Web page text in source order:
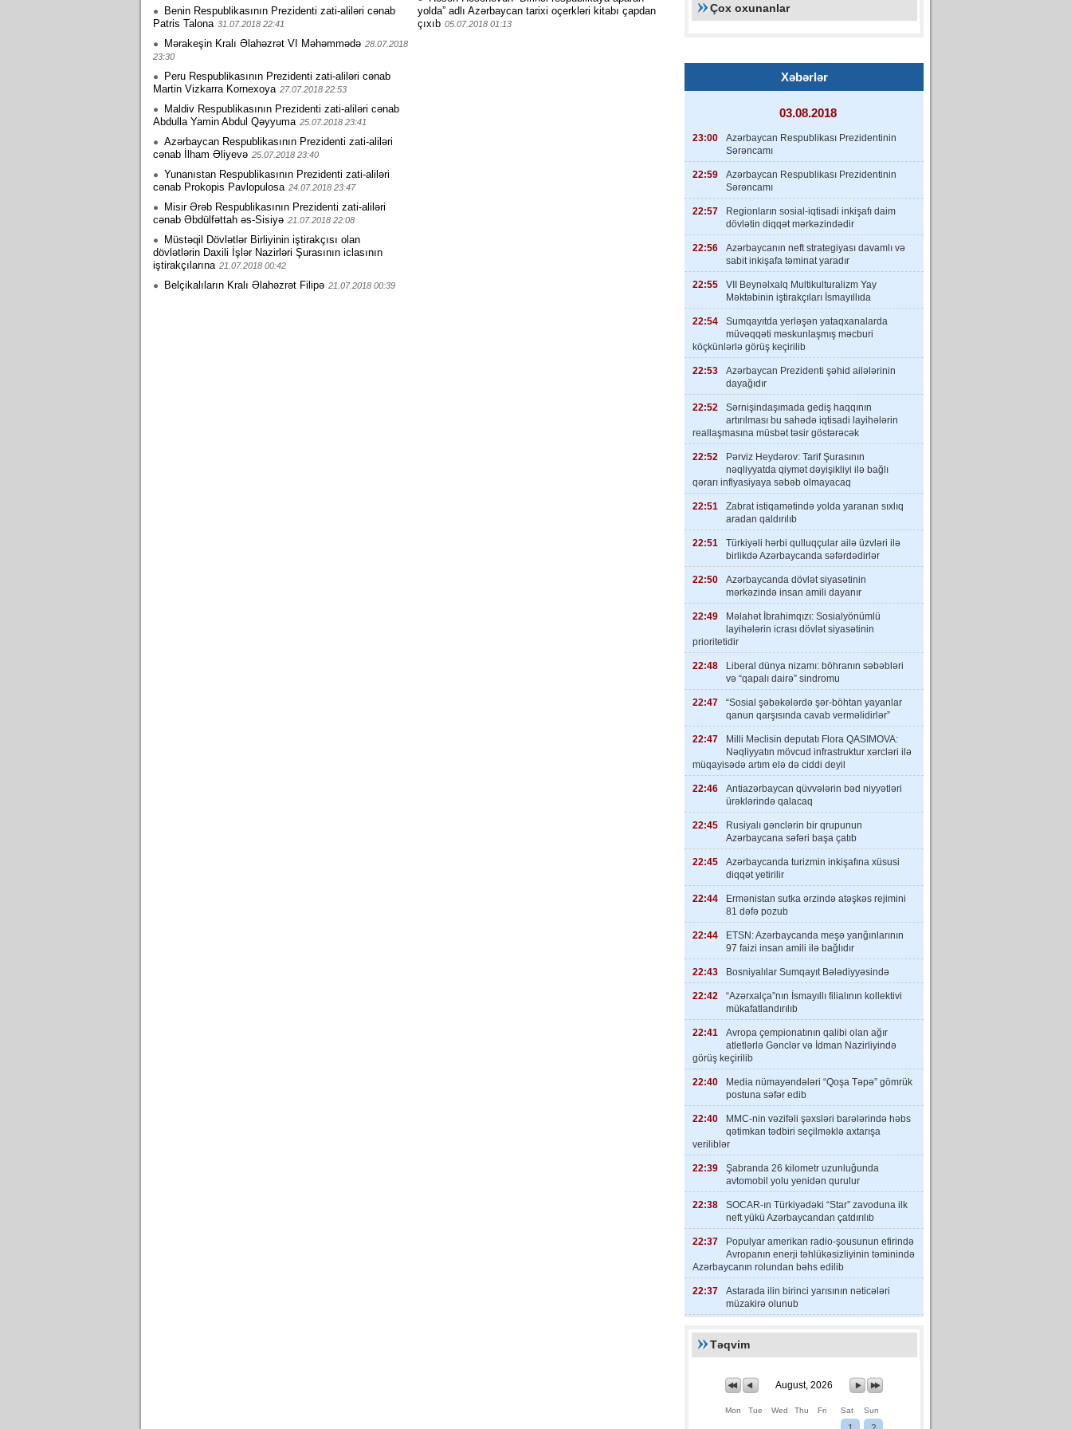
Benin Respublikasının Prezidenti zati-aliləri cənab
Patris Talona 31.07.2018 22:41
Mərakeşin Kralı Əlahəzrət VI Məhəmmədə 28.07.2018
23:30
Peru Respublikasının Prezidenti zati-aliləri cənab
Martin Vizkarra Kornexoya 27.07.2018 22:53
Maldiv Respublikasının Prezidenti zati-aliləri cənab
Abdulla Yamin Abdul Qəyyuma 25.07.2018 23:41
Azərbaycan Respublikasının Prezidenti zati-aliləri
cənab İlham Əliyevə 25.07.2018 23:40
Yunanıstan Respublikasının Prezidenti zati-aliləri
cənab Prokopis Pavlopulosa 24.07.2018 23:47
Misir Ərəb Respublikasının Prezidenti zati-aliləri
cənab Əbdülfəttah əs-Sisiyə 21.07.2018 22:08
Müstəqil Dövlətlər Birliyinin iştirakçısı olan
dövlətlərin Daxili İşlər Nazirləri Şurasının iclasının
iştirakçılarına 21.07.2018 00:42
Belçikalıların Kralı Əlahəzrət Filipə 21.07.2018 00:39
yolda” adlı Azərbaycan tarixi oçerkləri kitabı çapdan
çıxıb 05.07.2018 01:13
Çox oxunanlar
Xəbərlər
03.08.2018
23:00
Azərbaycan Respublikası Prezidentinin
Sərəncamı
22:59
Azərbaycan Respublikası Prezidentinin
Sərəncamı
22:57
Regionların sosial-iqtisadi inkişafı daim
dövlətin diqqət mərkəzindədir
22:56
Azərbaycanın neft strategiyası davamlı və
sabit inkişafa təminat yaradır
22:55
VII Beynəlxalq Multikulturalizm Yay
Məktəbinin iştirakçıları İsmayıllıda
22:54
Sumqayıtda yerləşən yataqxanalarda
müvəqqəti məskunlaşmış məcburi
köçkünlərlə görüş keçirilib
22:53
Azərbaycan Prezidenti şəhid ailələrinin
dayağıdır
22:52
Sərnişindaşımada gediş haqqının
artırılması bu sahədə iqtisadi layihələrin
reallaşmasına müsbət təsir göstərəcək
22:52
Pərviz Heydərov: Tarif Şurasının
nəqliyyatda qiymət dəyişikliyi ilə bağlı
qərarı inflyasiyaya səbəb olmayacaq
22:51
Zabrat istiqamətində yolda yaranan sıxlıq
aradan qaldırılıb
22:51
Türkiyəli hərbi qulluqçular ailə üzvləri ilə
birlikdə Azərbaycanda səfərdədirlər
22:50
Azərbaycanda dövlət siyasətinin
mərkəzində insan amili dayanır
22:49
Məlahət İbrahimqızı: Sosialyönümlü
layihələrin icrası dövlət siyasətinin
prioritetidir
22:48
Liberal dünya nizamı: böhranın səbəbləri
və “qapalı dairə” sindromu
22:47
“Sosial şəbəkələrdə şər-böhtan yayanlar
qanun qarşısında cavab verməlidirlər”
22:47
Milli Məclisin deputatı Flora QASIMOVA:
Nəqliyyatın mövcud infrastruktur xərcləri ilə
müqayisədə artım elə də ciddi deyil
22:46
Antiazərbaycan qüvvələrin bəd niyyətləri
ürəklərində qalacaq
22:45
Rusiyalı gənclərin bir qrupunun
Azərbaycana səfəri başa çatıb
22:45
Azərbaycanda turizmin inkişafına xüsusi
diqqət yetirilir
22:44
Ermənistan sutka ərzində atəşkəs rejimini
81 dəfə pozub
22:44
ETSN: Azərbaycanda meşə yanğınlarının
97 faizi insan amili ilə bağlıdır
22:43 Bosniyalılar Sumqayıt Bələdiyyəsində
22:42
“Azərxalça”nın İsmayıllı filialının kollektivi
mükafatlandırılıb
22:41
Avropa çempionatının qalibi olan ağır
atletlərlə Gənclər və İdman Nazirliyində
görüş keçirilib
22:40
Media nümayəndələri “Qoşa Təpə” gömrük
postuna səfər edib
22:40
MMC-nin vəzifəli şəxsləri barələrində həbs
qətimkan tədbiri seçilməklə axtarışa
veriliblər
22:39
Şabranda 26 kilometr uzunluğunda
avtomobil yolu yenidən qurulur
22:38
SOCAR-ın Türkiyədəki “Star” zavoduna ilk
neft yükü Azərbaycandan çatdırılıb
22:37
Populyar amerikan radio-şousunun efirində
Avropanın enerji təhlükəsizliyinin təminində
Azərbaycanın rolundan bəhs edilib
22:37
Astarada ilin birinci yarısının nəticələri
müzakirə olunub
Təqvim
August, 2026
Mon Tue Wed Thu Fri Sat Sun